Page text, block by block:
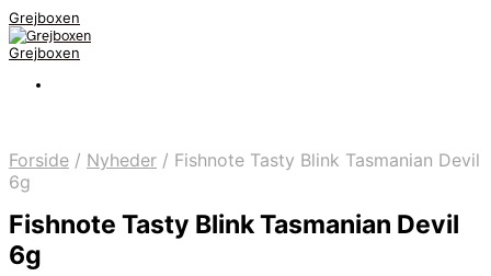
Grejboxen
Grejboxen
Forside / Nyheder / Fishnote Tasty Blink Tasmanian Devil
6g
Fishnote Tasty Blink Tasmanian Devil
6g